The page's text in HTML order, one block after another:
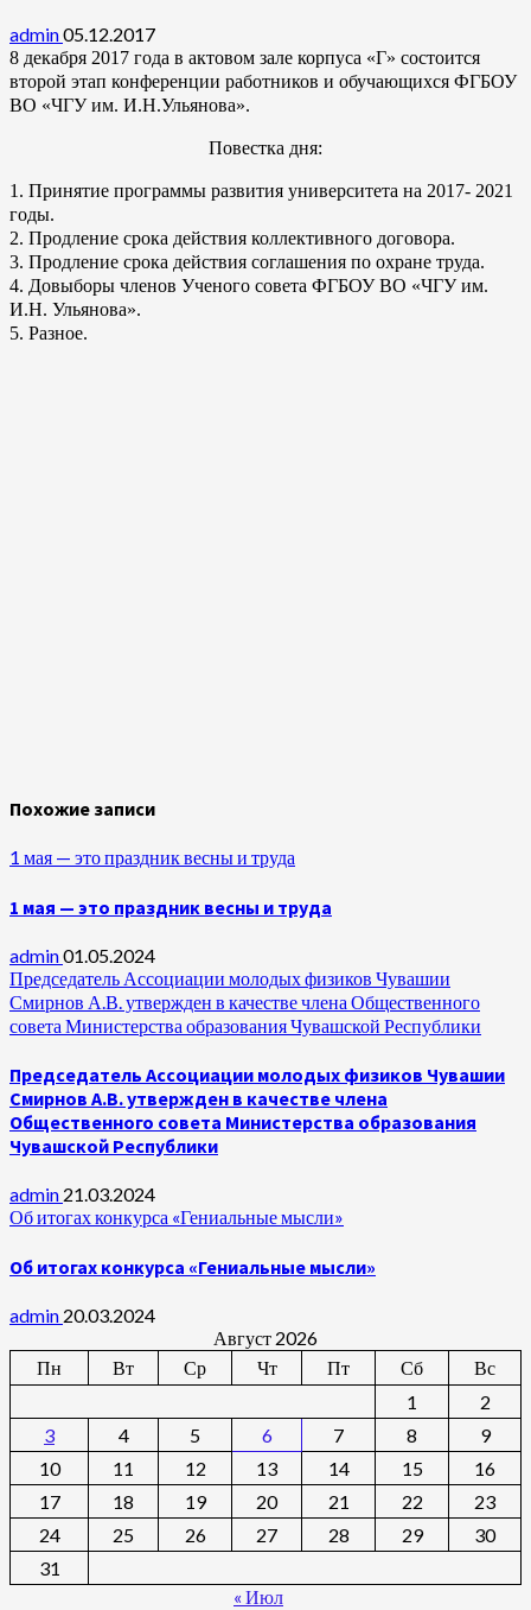
admin05.12.2017
8 декабря 2017 года в актовом зале корпуса «Г» состоится
второй этап конференции работников и обучающихся ФГБОУ
ВО «ЧГУ им. И.Н.Ульянова».
Повестка дня:
1. Принятие программы развития университета на 2017- 2021
годы.
2. Продление срока действия коллективного договора.
3. Продление срока действия соглашения по охране труда.
4. Довыборы членов Ученого совета ФГБОУ ВО «ЧГУ им.
И.Н. Ульянова».
5. Разное.
Похожие записи
1 мая — это праздник весны и труда
1 мая — это праздник весны и труда
admin01.05.2024
Председатель Ассоциации молодых физиков Чувашии
Смирнов А.В. утвержден в качестве члена Общественного
совета Министерства образования Чувашской Республики
Председатель Ассоциации молодых физиков Чувашии
Смирнов А.В. утвержден в качестве члена
Общественного совета Министерства образования
Чувашской Республики
admin 21.03.2024
Об итогах конкурса «Гениальные мысли»
Об итогах конкурса «Гениальные мысли»
admin 20.03.2024
Август 2026
Пн
Вт Ср Чт Пт Сб
Вс
1
2
3
4 5 6 7 8
9
10
11 12 13 14 15
16
17
18 19 20 21 22
23
24
25 26 27 28 29
30
31
« Июл